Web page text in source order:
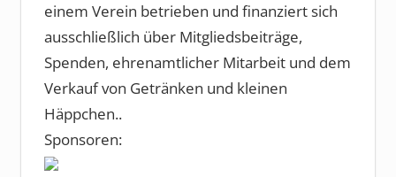
einem Verein betrieben und finanziert sich
ausschließlich über Mitgliedsbeiträge,
Spenden, ehrenamtlicher Mitarbeit und dem
Verkauf von Getränken und kleinen
Häppchen..
Sponsoren: